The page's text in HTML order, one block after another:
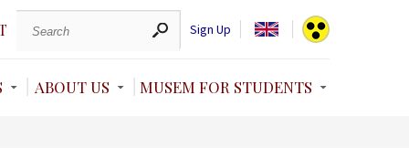
Sign Up
ABOUT US MUSEM FOR STUDENTS